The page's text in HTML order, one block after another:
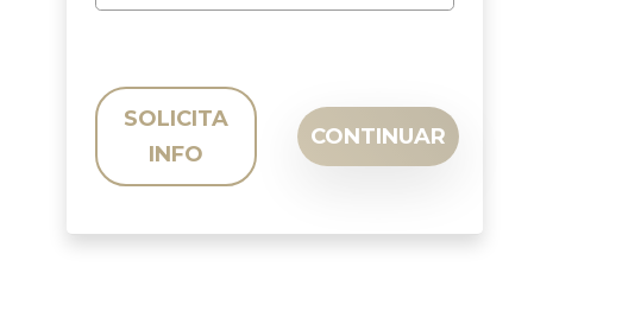
SOLICITA
INFO
CONTINUAR